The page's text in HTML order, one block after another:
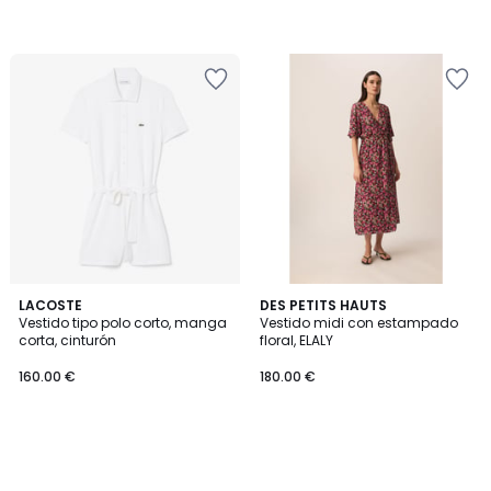
LACOSTE
Vestido tipo polo corto, manga
corta, cinturón
160.00 €
DES PETITS HAUTS
Vestido midi con estampado
floral, ELALY
180.00 €